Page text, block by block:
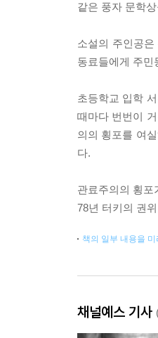
같은 풍자 문학
소설의 주인공
동료들에게 주민
초등학교 입학
때마다 번번이
의의 횡포를 여
다.
관료주의의 횡
78년 터키의 권
책의 일부 내용을
채널예스 기사